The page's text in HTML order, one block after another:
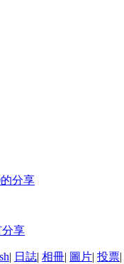
分享
享
| 日誌| 相冊| 圖片| 投票|